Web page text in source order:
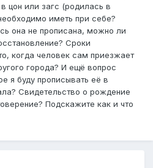
цон или загс (родилась в
иметь при себе?
она не прописана, можно ли
Сроки
когда человек сам приезжает
города? И ещё вопрос
я буду прописывать её в
Свидетельство о рождение
Подскажите как и что